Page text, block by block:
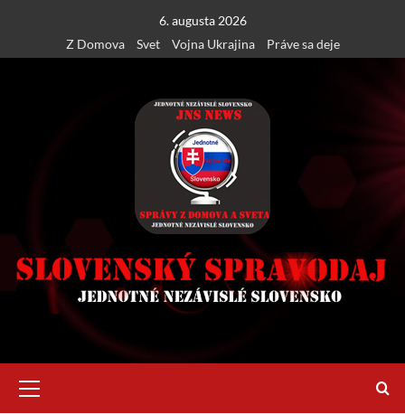
content
6. augusta 2026
Z Domova
Svet Vojna Ukrajina Práve sa deje
Menu